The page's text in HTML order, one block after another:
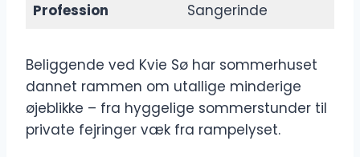
Profession
Sangerinde
Beliggende ved Kvie Sø har sommerhuset
dannet rammen om utallige minderige
øjeblikke – fra hyggelige sommerstunder til
private fejringer væk fra rampelyset.